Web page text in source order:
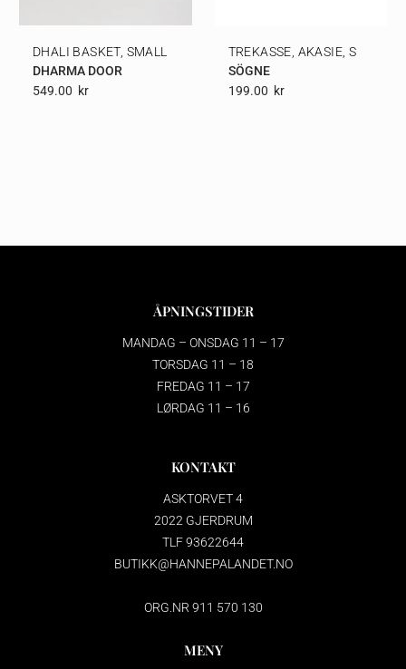
DHALI BASKET, SMALL
DHARMA DOOR
549.00 Kr
TREKASSE, AKASIE, S
SÖGNE
199.00 Kr
ÅPNINGSTIDER
MANDAG – ONSDAG 11 – 17
TORSDAG 11 – 18
FREDAG 11 – 17
LØRDAG 11 – 16
KONTAKT
ASKTORVET 4
2022 GJERDRUM
TLF 93622644
BUTIKK@HANNEPALANDET.NO
ORG.NR 911 570 130
MENY